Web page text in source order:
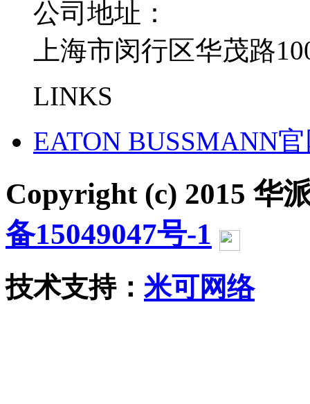
公司地址：
上海市闵行区华茂路
LINKS
EATON BUSSMANN
Copyright (c) 2015 华
备15049047号-1
技术支持： 米可网络